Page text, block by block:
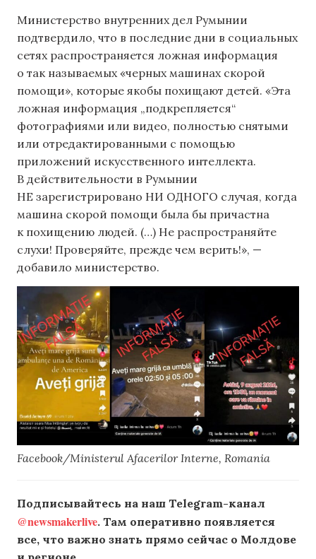
Министерство внутренних дел Румынии
подтвердило, что в последние дни в социальных
сетях распространяется ложная информация
о так называемых «черных машинах скорой
помощи», которые якобы похищают детей. «Эта
ложная информация „подкрепляется“
фотографиями или видео, полностью снятыми
или отредактированными с помощью
приложений искусственного интеллекта.
В действительности в Румынии
НЕ зарегистрировано НИ ОДНОГО случая, когда
машина скорой помощи была бы причастна
к похищению людей. (…) Не распространяйте
слухи! Проверяйте, прежде чем верить!», —
добавило министерство.
Facebook/Ministerul Afacerilor Interne, Romania
Подписывайтесь на наш Telegram-канал
@newsmakerlive. Там оперативно появляется
все, что важно знать прямо сейчас о Молдове